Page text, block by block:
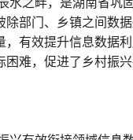
水之畔，是湖南省
部门、乡镇之间数
有效提升信息数据
难，促进了乡村振兴